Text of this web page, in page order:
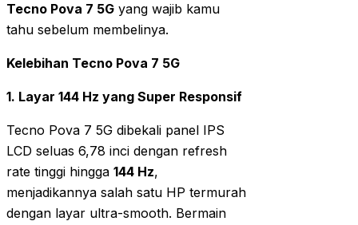
Tecno Pova 7 5G yang wajib kamu
tahu sebelum membelinya.
Kelebihan Tecno Pova 7 5G
1. Layar 144 Hz yang Super Responsif
Tecno Pova 7 5G dibekali panel IPS
LCD seluas 6,78 inci dengan refresh
rate tinggi hingga 144 Hz,
menjadikannya salah satu HP termurah
dengan layar ultra-smooth. Bermain